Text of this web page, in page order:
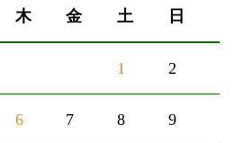
木 金 土 日
1 2
6 7 8 9